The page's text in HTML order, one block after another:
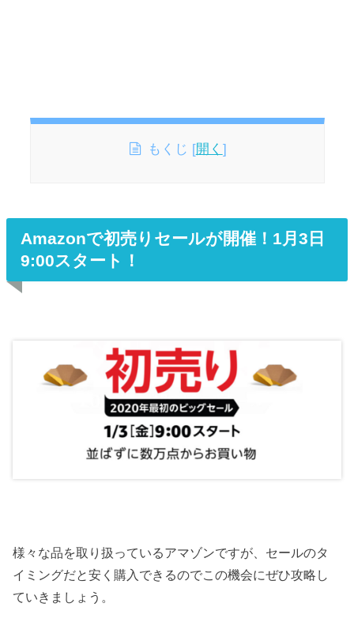
もくじ [開く ]
Amazonで初売りセールが開催！1月3日
9:00スタート！
様々な品を取り扱っているアマゾンですが、セールのタ
イミングだと安く購入できるのでこの機会にぜひ攻略し
ていきましょう。